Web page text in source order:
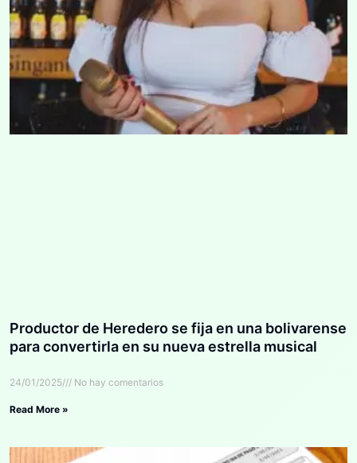
Productor de Heredero se fija en una bolivarense
para convertirla en su nueva estrella musical
24/01/2025 No hay comentarios
Read More »